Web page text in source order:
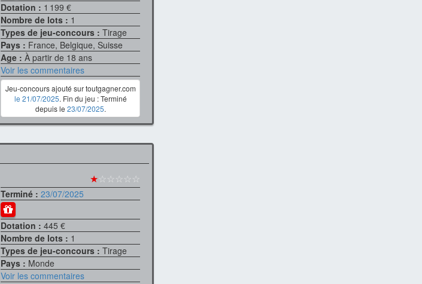
Dotation : 1 199 €
Nombre de lots : 1
Types de jeu-concours :Tirage
Pays : France, Belgique, Suisse
Age :À partir de 18 ans
Voir les commentaires
Jeu-concours ajouté sur toutgagner.com
le 21/07/2025. Fin du jeu : Terminé
depuis le 23/07/2025.
★☆☆☆☆☆
Terminé :23/07/2025
Dotation :445 €
Nombre de lots : 1
Types de jeu-concours :Tirage
Pays : Monde
Voir les commentaires